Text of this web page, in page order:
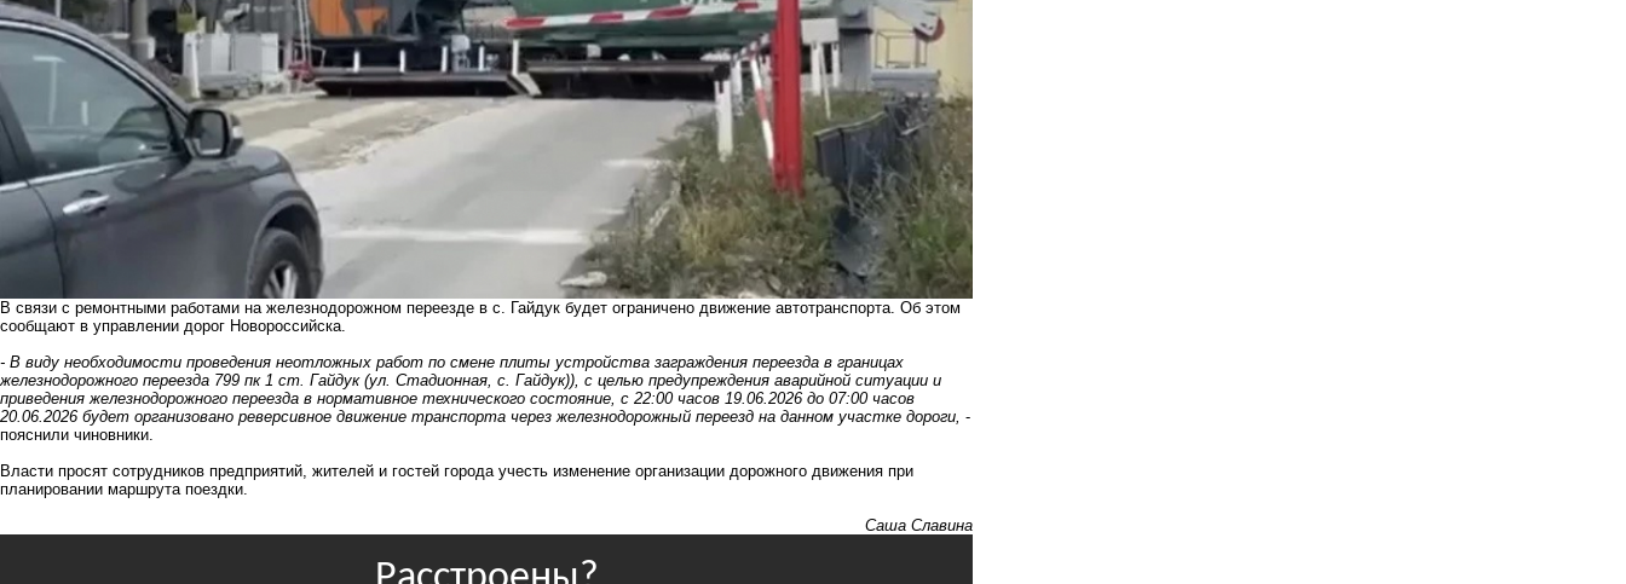
В связи с ремонтными работами на железнодорожном переезде в с. Гайдук будет ограничено движение автотранспорта. Об этом
сообщают в управлении дорог Новороссийска.
- В виду необходимости проведения неотложных работ по смене плиты устройства заграждения переезда в границах
железнодорожного переезда 799 пк 1 ст. Гайдук (ул. Стадионная, с. Гайдук)), с целью предупреждения аварийной ситуации и
приведения железнодорожного переезда в нормативное технического состояние, с 22:00 часов 19.06.2026 до 07:00 часов
20.06.2026 будет организовано реверсивное движение транспорта через железнодорожный переезд на данном участке дороги, -
пояснили чиновники.
Власти просят сотрудников предприятий, жителей и гостей города учесть изменение организации дорожного движения при
планировании маршрута поездки.
Саша Славина